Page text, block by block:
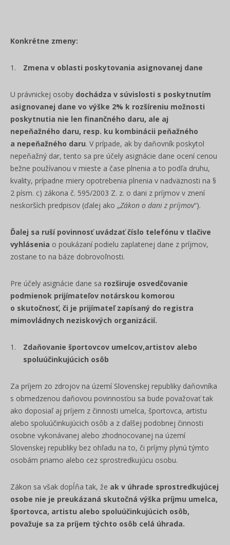
Konkrétne zmeny:
Zmena v oblasti poskytovania asignovanej dane
U právnickej osoby dochádza v súvislosti s poskytnutím
asignovanej dane vo výške 2% k rozšíreniu možnosti
poskytnutia nie len finančného daru, ale aj
nepeňažného daru, resp. ku kombinácii peňažného
a nepeňažného daru. V prípade, ak by daňovník poskytol
nepeňažný dar, tento sa pre účely asignácie dane ocení cenou
bežne používanou v mieste a čase plnenia a to podľa druhu,
kvality, prípadne miery opotrebenia plnenia v nadväznosti na §
2 písm. c) zákona č. 595/2003 Z. z. o dani z príjmov v znení
neskorších predpisov (ďalej ako „Zákon o dani z príjmov“).
Ďalej sa ruší povinnosť uvádzať číslo telefónu v tlačive
vyhlásenia o poukázaní podielu zaplatenej dane z príjmov,
zostane to na báze dobrovoľnosti.
Pre účely asignácie dane sa rozširuje osvedčovanie
podmienok prijímateľov notárskou komorou
o skutočnosť, či je prijímateľ zapísaný do registra
mimovládnych neziskových organizácií.
Zdaňovanie športovcov umelcov,artistov alebo
spoluúčinkujúcich osôb
Za príjem zo zdrojov na území Slovenskej republiky daňovníka
s obmedzenou daňovou povinnosťou sa bude považovať tak
ako doposiaľ aj príjem z činnosti umelca, športovca, artistu
alebo spoluúčinkujúcich osôb a z ďalšej podobnej činnosti
osobne vykonávanej alebo zhodnocovanej na území
Slovenskej republiky bez ohľadu na to, či príjmy plynú týmto
osobám priamo alebo cez sprostredkujúcu osobu.
Zákon sa však dopĺňa tak, že ak v úhrade sprostredkujúcej
osobe nie je preukázaná skutočná výška príjmu umelca,
športovca, artistu alebo spoluúčinkujúcich osôb,
považuje sa za príjem týchto osôb celá úhrada.